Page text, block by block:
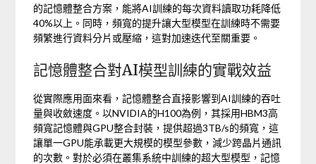
的記憶體整合方案，能將AI訓練的每次資料讀取功耗降低
40%以上。同時，頻寬的提升讓大型模型在訓練時不需要
頻繁進行資料分片或壓縮，這對加速迭代至關重要。
記憶體整合對AI模型訓練的實戰效益
從實際應用面來看，記憶體整合直接影響到AI訓練的吞吐
量與收斂速度。以NVIDIA的H100為例，其採用HBM3高
頻寬記憶體與GPU整合封裝，提供超過3TB/s的頻寬，這
讓單一GPU能承載更大規模的模型參數，減少跨晶片通訊
的次數。對於必須在叢集系統中訓練的超大型模型，記憶